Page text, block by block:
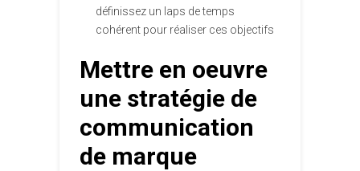
définissez un laps de temps
cohérent pour réaliser ces objectifs
Mettre en oeuvre
une stratégie de
communication
de marque